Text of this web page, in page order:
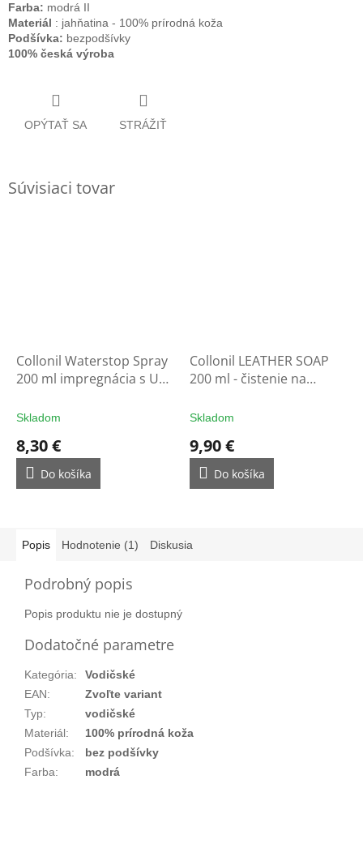
Farba: modrá II
Materiál : jahňatina - 100% prírodná koža
Podšívka: bezpodšívky
100% česká výroba
OPÝTAŤ SA STRÁŽIŤ
Súvisiaci tovar
Collonil Waterstop Spray
200 ml impregnácia s UV
rukavice
Skladom
8,30 €
Do košíka
Collonil LEATHER SOAP
200 ml - čistenie na
Skladom
9,90 €
Do košíka
Popis Hodnotenie (1) Diskusia
Podrobný popis
Popis produktu nie je dostupný
Dodatočné parametre
Kategória:
Vodičské
EAN:
Zvoľte variant
Typ:
vodičské
Materiál:
100% prírodná koža
Podšívka:
bez podšívky
Farba: modrá